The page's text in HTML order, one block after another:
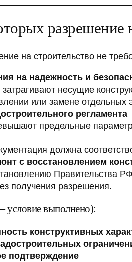
разрешение
на строительство не
на надежность и
несущие
или замене отдельных
регламента
предельные
должна
с восстановлением
Правительства
получения разрешения.
условие выполнено):
конструктивных
подтверждение